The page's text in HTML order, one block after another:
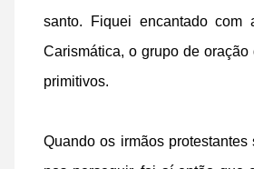
santo. Fiquei encantado
Carismática, o grupo de
primitivos.
Quando os irmãos